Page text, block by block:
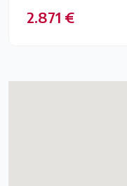
2.871 €